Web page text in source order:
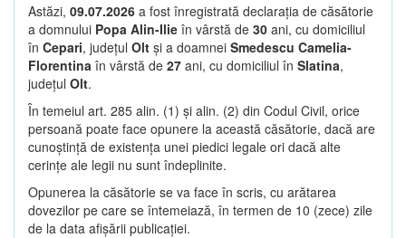
Astăzi, 09.07.2026 a fost înregistrată declarația de căsătorie
a domnului Popa Alin-Ilie în vârstă de 30 ani, cu domiciliul
în Cepari, județul Olt și a doamnei Smedescu Camelia-
Florentina în vârstă de 27 ani, cu domiciliul în Slatina,
județul Olt.
În temeiul art. 285 alin. (1) și alin. (2) din Codul Civil, orice
persoană poate face opunere la această căsătorie, dacă are
cunoștință de existența unei piedici legale ori dacă alte
cerințe ale legii nu sunt îndeplinite.
Opunerea la căsătorie se va face în scris, cu arătarea
dovezilor pe care se întemeiază, în termen de 10 (zece) zile
de la data afișării publicației.